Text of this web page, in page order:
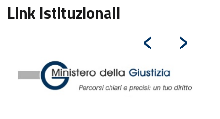
Link Istituzionali ‹ ›